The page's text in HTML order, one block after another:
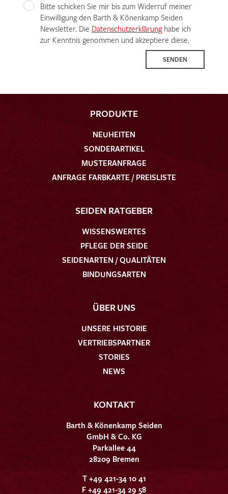
Bitte schicken Sie mir bis zum Widerruf meiner
Einwilligung den Barth & Könenkamp Seiden
Newsletter. Die Datenschutzerklärunghabe ich
zur Kenntnis genommen und akzeptiere diese.
SENDEN
PRODUKTE
NEUHEITEN
SONDERARTIKEL
MUSTERANFRAGE
ANFRAGE FARBKARTE / PREISLISTE
SEIDEN RATGEBER
WISSENSWERTES
PFLEGE DER SEIDE
SEIDENARTEN / QUALITÄTEN
BINDUNGSARTEN
ÜBER UNS
UNSERE HISTORIE
VERTRIEBSPARTNER
STORIES
NEWS
KONTAKT
Barth & Könenkamp Seiden
GmbH & Co. KG
Parkallee 44
28209 Bremen
T +49 421-34 10 41
F +49 421-34 29 58